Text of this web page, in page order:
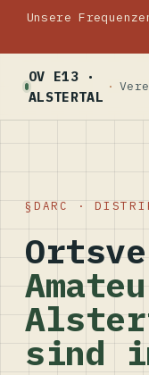
Unsere
OV E13 ·
ALSTERTAL
DARC ·
sind